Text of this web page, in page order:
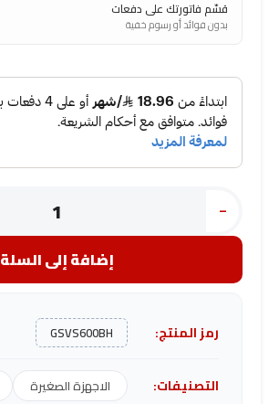
قسّم فاتورتك على دفعات
بدون فوائد أو رسوم خفية
-
إضافة إلى السلة
رمز المنتج: GSVS600BH
التصنيفات: الاجهزة الصغيرة